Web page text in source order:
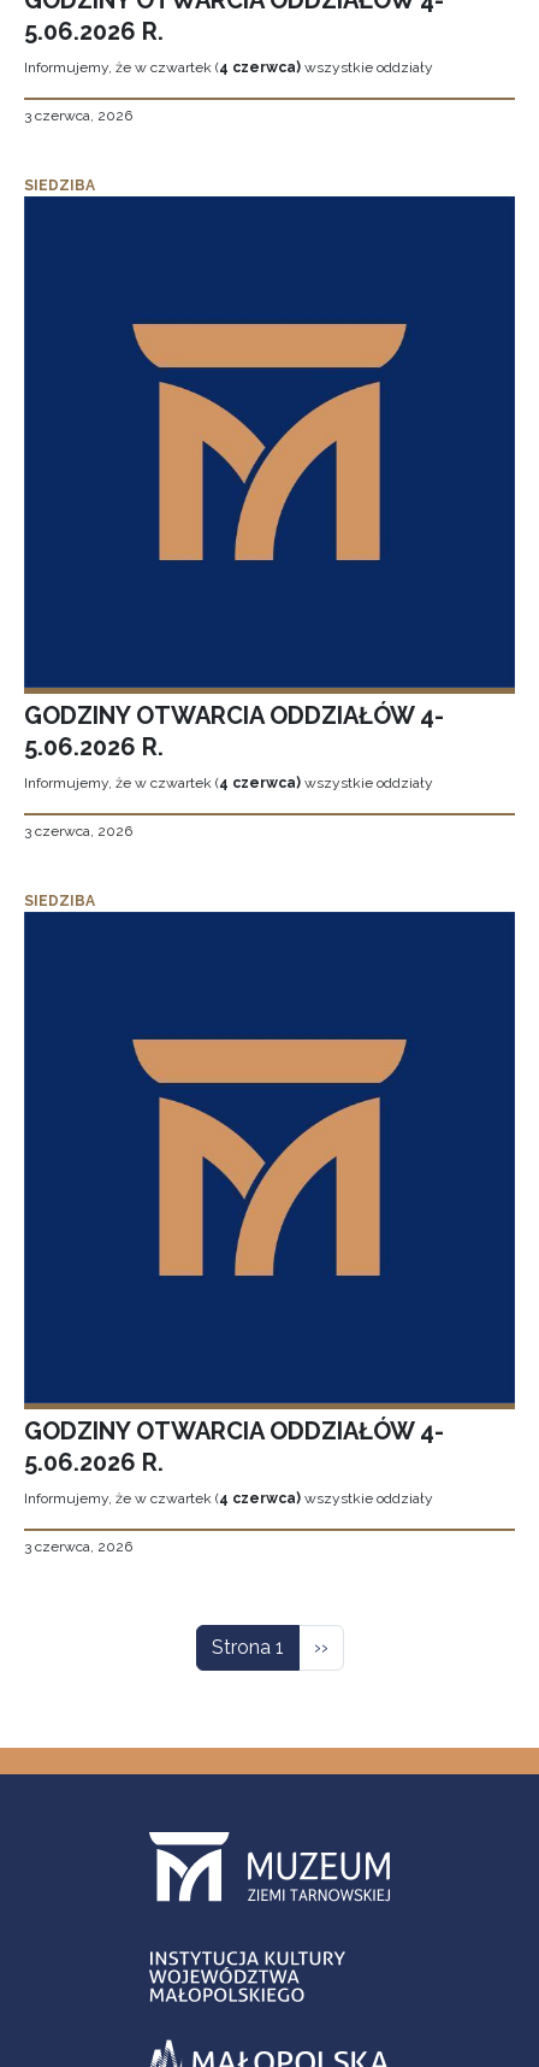
5.06.2026 R.
Informujemy, że w czwartek (4 czerwca) wszystkie oddziały
3 czerwca, 2026
SIEDZIBA
GODZINY OTWARCIA ODDZIAŁÓW 4-
5.06.2026 R.
Informujemy, że w czwartek (4 czerwca) wszystkie oddziały
3 czerwca, 2026
SIEDZIBA
GODZINY OTWARCIA ODDZIAŁÓW 4-
5.06.2026 R.
Informujemy, że w czwartek (4 czerwca) wszystkie oddziały
3 czerwca, 2026
Strona 1 Następna strona
››